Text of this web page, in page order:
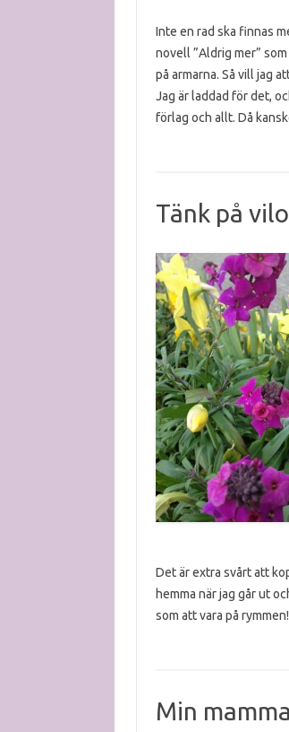
Inte en rad ska finnas
novell ”Aldrig mer”
på armarna. Så vill jag
Jag är laddad för det,
förlag och allt. Då
Tänk på
Det är extra svårt att
hemma när jag går ut
som att vara på rymmen!
Min